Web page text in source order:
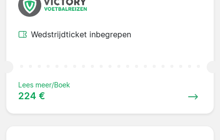
Wedstrijdticket inbegrepen
Lees meer/Boek
224 €